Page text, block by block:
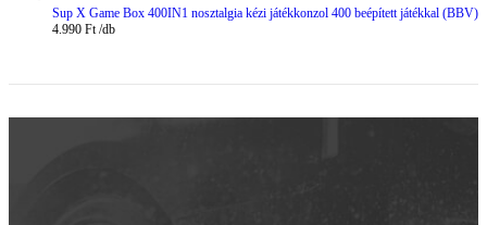
Sup X Game Box 400IN1 nosztalgia kézi játékkonzol 400 beépített játékkal (BBV)
4.990 Ft